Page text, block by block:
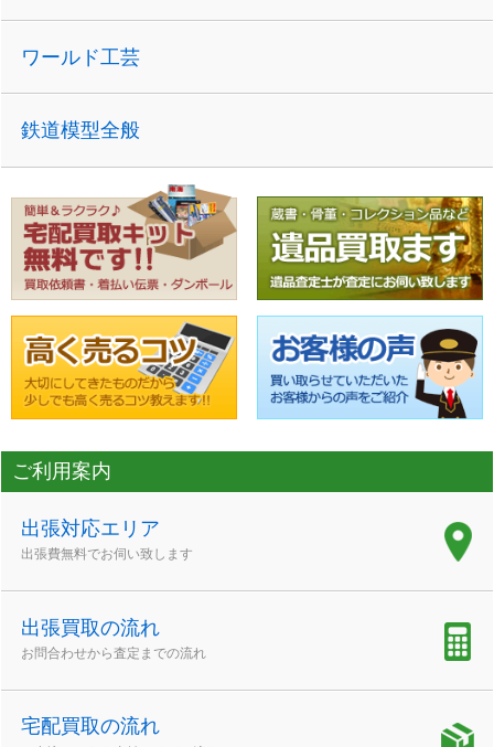
ワールド工芸
鉄道模型全般
ご利用案内
出張対応エリア
出張費無料でお伺い致します
出張買取の流れ
お問合わせから査定までの流れ
宅配買取の流れ